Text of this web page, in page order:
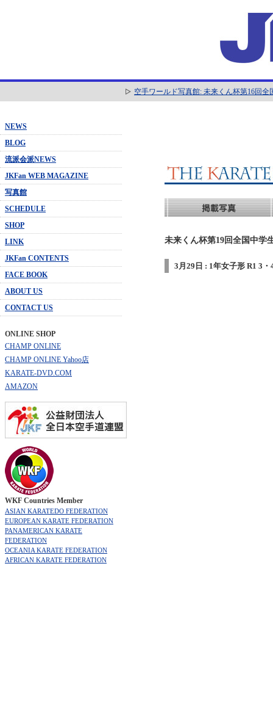
空手ワールド写真館: 未来くん杯第16回
NEWS
BLOG
流派会派NEWS
JKFan WEB MAGAZINE
写真館
SCHEDULE
SHOP
LINK
JKFan CONTENTS
FACE BOOK
ABOUT US
CONTACT US
ONLINE SHOP
CHAMP ONLINE
CHAMP ONLINE Yahoo店
KARATE-DVD.COM
AMAZON
WKF Countries Member
ASIAN KARATEDO FEDERATION
EUROPEAN KARATE FEDERATION
PANAMERICAN KARATE
FEDERATION
OCEANIA KARATE FEDERATION
AFRICAN KARATE FEDERATION
未来くん杯第19回全国中学
3月29日 : 1年女子形 R1 3・